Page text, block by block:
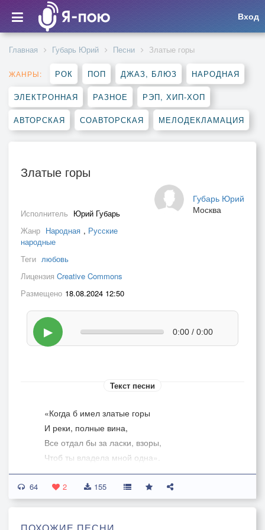
Вход
Главная Губарь Юрий Песни Златые горы
ЖАНРЫ: РОК ПОП ДЖАЗ, БЛЮЗ НАРОДНАЯ
ЭЛЕКТРОННАЯ РАЗНОЕ РЭП, ХИП-ХОП
АВТОРСКАЯ СОАВТОРСКАЯ МЕЛОДЕКЛАМАЦИЯ
Златые горы
Губарь Юрий
Москва
Исполнитель Юрий Губарь
Жанр Народная , Русские
народные
Теги любовь
Лицензия Creative Commons
Размещено 18.08.2024 12:50
▶ 0:00 / 0:00
Текст песни
«Когда б имел златые горы
И реки, полные вина,
Все отдал бы за ласки, взоры,
Чтоб ты владела мной одна».
«Не упрекай несправедливо,
Скажи всю правду ты отцу.
64 2 155